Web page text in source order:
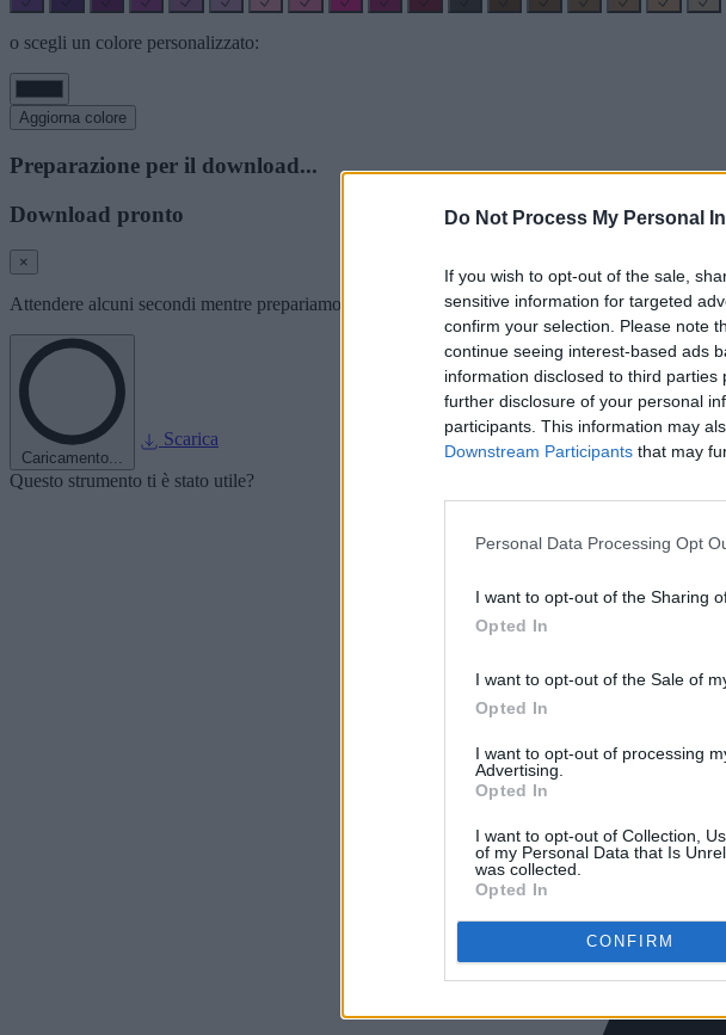
Do Not Process My Personal
If you wish to opt-out of the sale,
sensitive information for targeted
confirm your selection. Please note
continue seeing interest-based ads
information disclosed to third
further disclosure of your personal
participants. This information may
Downstream Participants that may
Personal Data Processing Opt
I want to opt-out of the Sharing
Opted In
I want to opt-out of the Sale of
Opted In
I want to opt-out of processing
Advertising.
Opted In
I want to opt-out of Collection,
of my Personal Data that Is
was collected.
Opted In
CONFIRM
o scegli un colore personalizzato:
Aggiorna colore
Preparazione per il download...
Download pronto
×
Attendere alcuni secondi mentre prepariamo l'immagine del font per il download.
Caricamento...
Scarica
Questo strumento ti è stato utile?